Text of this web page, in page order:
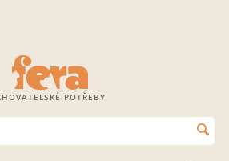
POTŘEBY